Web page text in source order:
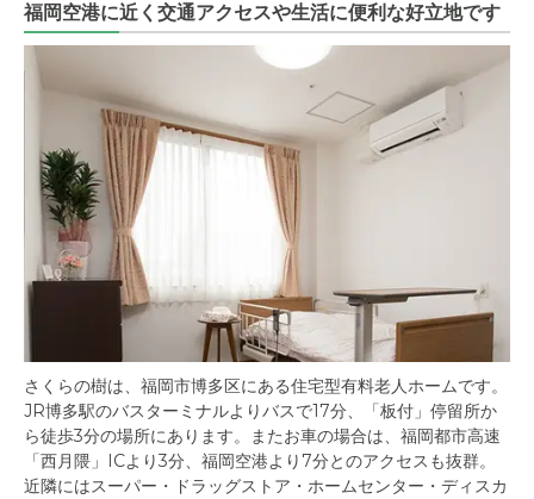
福岡空港に近く交通アクセスや生活に便利な好立地です
さくらの樹は、福岡市博多区にある住宅型有料老人ホームです。
JR博多駅のバスターミナルよりバスで17分、「板付」停留所か
ら徒歩3分の場所にあります。またお車の場合は、福岡都市高速
「西月隈」ICより3分、福岡空港より7分とのアクセスも抜群。
近隣にはスーパー・ドラッグストア・ホームセンター・ディスカ